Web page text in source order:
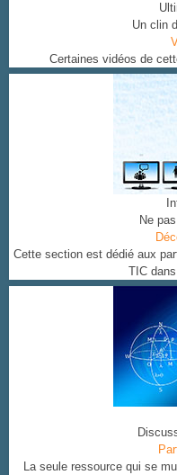
Un clin
Certaines vidéos de
Ne
Cette section est dédié aux
TIC
La seule ressource qui se